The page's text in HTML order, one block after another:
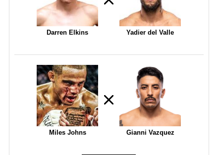
Darren Elkins Yadier del Valle
Miles Johns Gianni Vazquez